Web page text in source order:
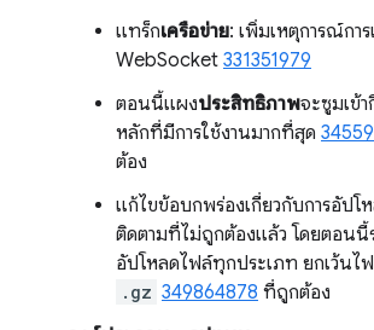
แทร็กเครือข่าย: เพิ่มเหตุการณ์กา
WebSocket 331351979
ตอนนี้แผงประสิทธิภาพจะซูมเข้
หลักที่มีการใช้งานมากที่สุด
ต้อง
แก้ไขข้อบกพร่องเกี่ยวกับการอัปโ
ติดตามที่ไม่ถูกต้องแล้ว โดยตอนนี้
อัปโหลดไฟล์ทุกประเภท ยกเว้นไ
.gz 349864878 ที่ถูกต้อง